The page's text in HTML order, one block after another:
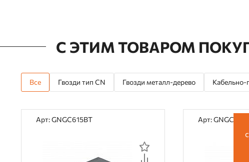
С ЭТИМ ТОВАРОМ
Все Гвозди тип CN Гвозди металл-дерево Кабельно-
Арт: GNGC615BT Арт: